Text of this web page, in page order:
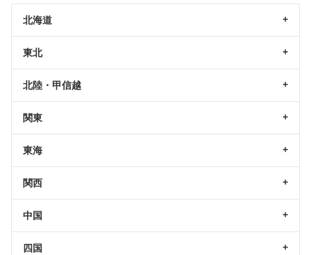
北海道
東北
北陸・甲信越
関東
東海
関西
中国
四国